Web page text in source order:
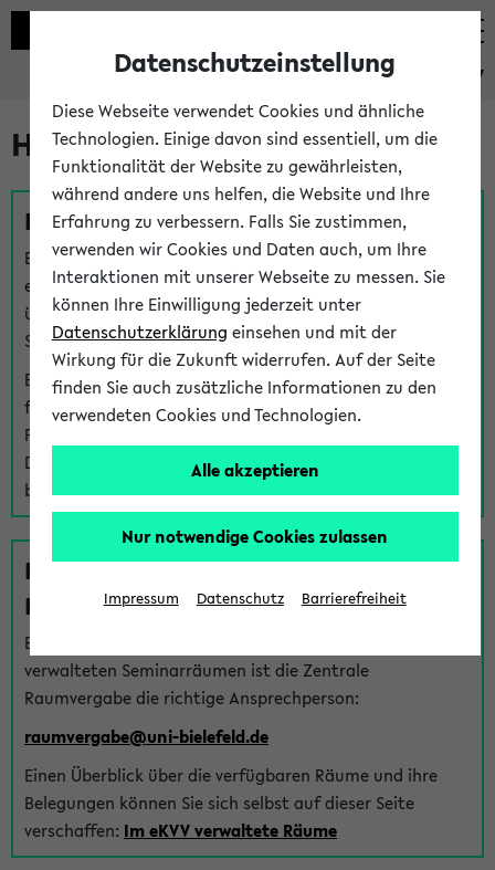
eKVV
Hilfe & Kontakt
Fragen zu einzelnen Veranstaltungen
Bei inhaltlichen und organisatorischen Fragen zu
einzelnen Veranstaltungen finden Sie Ansprechpersonen
über denFragen-Link bei jeder Veranstaltung. Der BIS
Support kann hier meist keine direkte Hilfe leisten.
Bei Veranstaltungen mit eKVV Teilnahmemanagement
finden Sie eine Auskunft über die Personen, die Ihre
Platzzuteilung im eKVV eingetragen haben, auf der
Detailseite zum Teilnahmemanagement der
betreffenden Veranstaltung.
Fragen zu im eKVV verwalteten
Räumen
Bei Fragen zur Vergabe von Hörsälen und vom eKVV
verwalteten Seminarräumen ist die Zentrale
Raumvergabe die richtige Ansprechperson:
raumvergabe@uni-bielefeld.de
Einen Überblick über die verfügbaren Räume und ihre
Belegungen können Sie sich selbst auf dieser Seite
verschaffen: Im eKVV verwaltete Räume
Datenschutzeinstellung
Diese Webseite verwendet Cookies und ähnliche
Technologien. Einige davon sind essentiell, um die
Funktionalität der Website zu gewährleisten,
während andere uns helfen, die Website und Ihre
Erfahrung zu verbessern. Falls Sie zustimmen,
verwenden wir Cookies und Daten auch, um Ihre
Interaktionen mit unserer Webseite zu messen. Sie
können Ihre Einwilligung jederzeit unter
Datenschutzerklärung einsehen und mit der
Wirkung für die Zukunft widerrufen. Auf der Seite
finden Sie auch zusätzliche Informationen zu den
verwendeten Cookies und Technologien.
Alle akzeptieren
Nur notwendige Cookies zulassen
Impressum Datenschutz Barrierefreiheit